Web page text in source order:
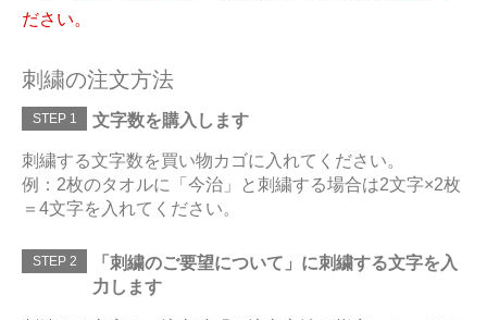
ださい。
刺繍の注文方法
STEP 1 文字数を購入します
刺繍する文字数を買い物カゴに入れてください。
例：2枚のタオルに「今治」と刺繍する場合は2文字×2枚
＝4文字を入れてください。
STEP 2
「刺繍のご要望について」に刺繍する文字を入
力します